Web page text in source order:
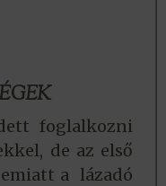
foglalkozni
de az első
a lázadó